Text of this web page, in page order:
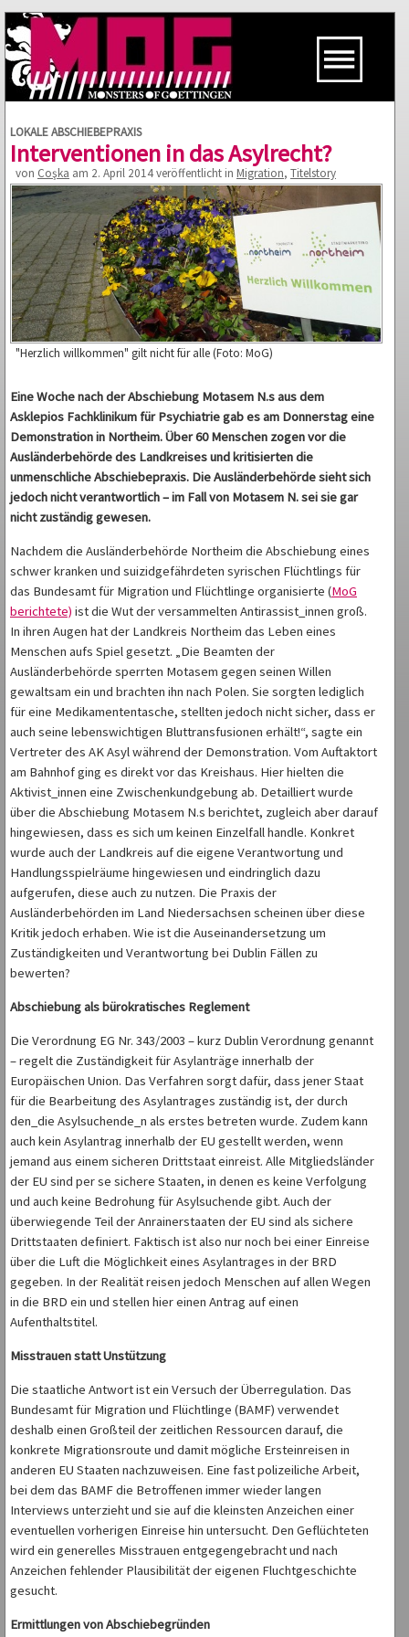
LOKALE ABSCHIEBEPRAXIS
Interventionen in das Asylrecht?
von Coşka am 2. April 2014 veröffentlicht in Migration, Titelstory
"Herzlich willkommen" gilt nicht für alle (Foto: MoG)
Eine Woche nach der Abschiebung Motasem N.s aus dem
Asklepios Fachklinikum für Psychiatrie gab es am Donnerstag eine
Demonstration in Northeim. Über 60 Menschen zogen vor die
Ausländerbehörde des Landkreises und kritisierten die
unmenschliche Abschiebepraxis. Die Ausländerbehörde sieht sich
jedoch nicht verantwortlich – im Fall von Motasem N. sei sie gar
nicht zuständig gewesen.
Nachdem die Ausländerbehörde Northeim die Abschiebung eines
schwer kranken und suizidgefährdeten syrischen Flüchtlings für
das Bundesamt für Migration und Flüchtlinge organisierte (MoG
berichtete) ist die Wut der versammelten Antirassist_innen groß.
In ihren Augen hat der Landkreis Northeim das Leben eines
Menschen aufs Spiel gesetzt. „Die Beamten der
Ausländerbehörde sperrten Motasem gegen seinen Willen
gewaltsam ein und brachten ihn nach Polen. Sie sorgten lediglich
für eine Medikamententasche, stellten jedoch nicht sicher, dass er
auch seine lebenswichtigen Bluttransfusionen erhält!“, sagte ein
Vertreter des AK Asyl während der Demonstration. Vom Auftaktort
am Bahnhof ging es direkt vor das Kreishaus. Hier hielten die
Aktivist_innen eine Zwischenkundgebung ab. Detailliert wurde
über die Abschiebung Motasem N.s berichtet, zugleich aber darauf
hingewiesen, dass es sich um keinen Einzelfall handle. Konkret
wurde auch der Landkreis auf die eigene Verantwortung und
Handlungsspielräume hingewiesen und eindringlich dazu
aufgerufen, diese auch zu nutzen. Die Praxis der
Ausländerbehörden im Land Niedersachsen scheinen über diese
Kritik jedoch erhaben. Wie ist die Auseinandersetzung um
Zuständigkeiten und Verantwortung bei Dublin Fällen zu
bewerten?
Abschiebung als bürokratisches Reglement
Die Verordnung EG Nr. 343/2003 – kurz Dublin Verordnung genannt
– regelt die Zuständigkeit für Asylanträge innerhalb der
Europäischen Union. Das Verfahren sorgt dafür, dass jener Staat
für die Bearbeitung des Asylantrages zuständig ist, der durch
den_die Asylsuchende_n als erstes betreten wurde. Zudem kann
auch kein Asylantrag innerhalb der EU gestellt werden, wenn
jemand aus einem sicheren Drittstaat einreist. Alle Mitgliedsländer
der EU sind per se sichere Staaten, in denen es keine Verfolgung
und auch keine Bedrohung für Asylsuchende gibt. Auch der
überwiegende Teil der Anrainerstaaten der EU sind als sichere
Drittstaaten definiert. Faktisch ist also nur noch bei einer Einreise
über die Luft die Möglichkeit eines Asylantrages in der BRD
gegeben. In der Realität reisen jedoch Menschen auf allen Wegen
in die BRD ein und stellen hier einen Antrag auf einen
Aufenthaltstitel.
Misstrauen statt Unstützung
Die staatliche Antwort ist ein Versuch der Überregulation. Das
Bundesamt für Migration und Flüchtlinge (BAMF) verwendet
deshalb einen Großteil der zeitlichen Ressourcen darauf, die
konkrete Migrationsroute und damit mögliche Ersteinreisen in
anderen EU Staaten nachzuweisen. Eine fast polizeiliche Arbeit,
bei dem das BAMF die Betroffenen immer wieder langen
Interviews unterzieht und sie auf die kleinsten Anzeichen einer
eventuellen vorherigen Einreise hin untersucht. Den Geflüchteten
wird ein generelles Misstrauen entgegengebracht und nach
Anzeichen fehlender Plausibilität der eigenen Fluchtgeschichte
gesucht.
Ermittlungen von Abschiebegründen